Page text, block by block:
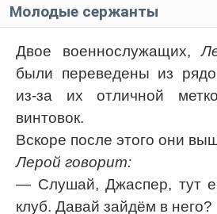
Молодые сержанты
Двое военнослужащих,
были переведены из
из-за их отличной
винтовок.
Вскоре после этого они
Лерой говорит:
— Слушай, Джаспер, тут
клуб. Давай зайдём в него?